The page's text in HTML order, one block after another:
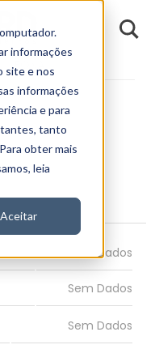
informações
site e nos
informações
e para
tanto
obter mais
leia
Aceitar
FOXA